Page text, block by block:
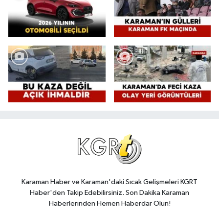
Karaman Haber ve Karaman'daki Sıcak Gelişmeleri KGRT
Haber'den Takip Edebilirsiniz. Son Dakika Karaman
Haberlerinden Hemen Haberdar Olun!